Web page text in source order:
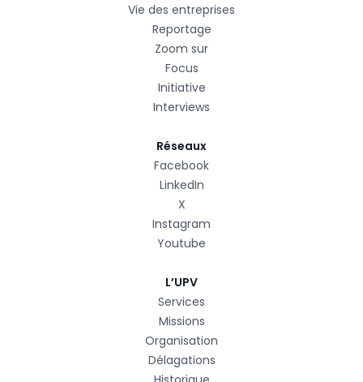
Vie des entreprises
Reportage
Zoom sur
Focus
Initiative
Interviews
Réseaux
Facebook
LinkedIn
X
Instagram
Youtube
L’UPV
Services
Missions
Organisation
Délagations